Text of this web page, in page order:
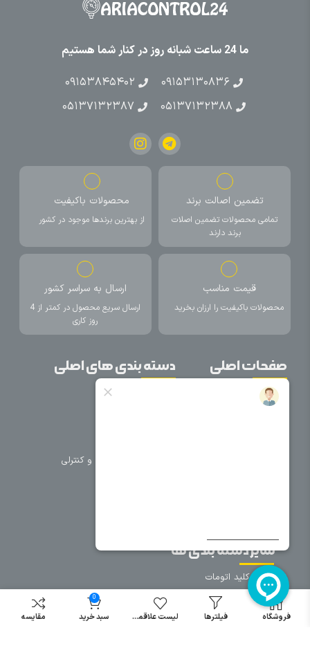
ما 24 ساعت شبانه روز در کنار شما هستیم
۰۹۱۵۳۱۳۰۸۳۶
۰۹۱۵۳۸۴۵۴۰۲
۰۵۱۳۷۱۳۲۳۸۸
۰۵۱۳۷۱۳۲۳۸۷
تضمین اصالت برند
تمامی محصولات تضمین اصلات
برند دارند
محصولات باکیفیت
از بهترین برندها موجود در کشور
قیمت مناسب
محصولات باکیفیت را ارزان بخرید
ارسال به سراسر کشور
ارسال سریع محصول در کمتر از 4
روز کاری
صفحات اصلی
خانه
دسته بندی های اصلی
تجهیزات حفاظتی و کنترلی
سایر دسته بندی ها
خرید کلید اتومات
خرید کنتاکتور
خرید فیوز
فروشگاه فیلترها لیست علاقمندی
0
سبد خرید مقایسه